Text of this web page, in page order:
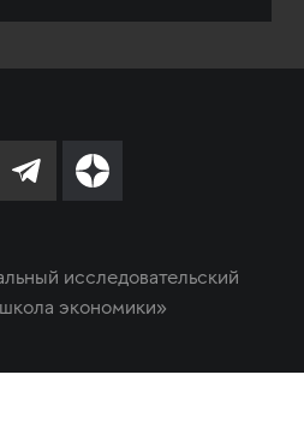
исследовательский
экономики»